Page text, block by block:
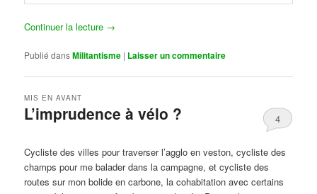
Continuer la lecture →
Publié dansMilitantisme | Laisser un commentaire
L’imprudence à vélo ?
MIS EN AVANT
4
Cycliste des villes pour traverser l’agglo en veston, cycliste des
champs pour me balader dans la campagne, et cycliste des
routes sur mon bolide en carbone, la cohabitation avec certains